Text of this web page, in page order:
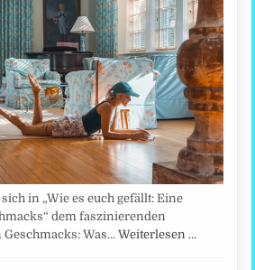
in „Wie es euch gefällt: Eine
dem faszinierenden
Geschmacks: Was…Weiterlesen …